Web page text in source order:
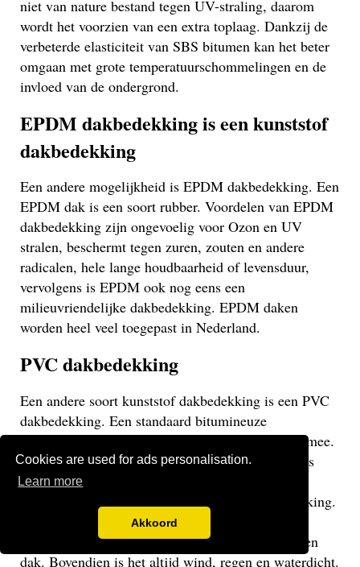
Cookies are used for ads personalisation.
Learn more
Akkoord
niet van nature bestand tegen UV-straling, daarom
wordt het voorzien van een extra toplaag. Dankzij de
verbeterde elasticiteit van SBS bitumen kan het beter
omgaan met grote temperatuurschommelingen en de
invloed van de ondergrond.
EPDM dakbedekking is een kunststof
dakbedekking
Een andere mogelijkheid is EPDM dakbedekking. Een
EPDM dak is een soort rubber. Voordelen van EPDM
dakbedekking zijn ongevoelig voor Ozon en UV
stralen, beschermt tegen zuren, zouten en andere
radicalen, hele lange houdbaarheid of levensduur,
vervolgens is EPDM ook nog eens een
milieuvriendelijke dakbedekking. EPDM daken
worden heel veel toegepast in Nederland.
PVC dakbedekking
Een andere soort kunststof dakbedekking is een PVC
dakbedekking. Een standaard bitumineuze
dakbedekking gaat veelal niet langer dan 15 jaar mee.
Een EPDM of PVC dak gaat veel langer mee en is
daarom een stuk duurzamer. Een PVC dak heeft
dezelfde eigenschappen als een EPDM dakbedekking.
Het gaat weliswaar iets minder lang mee dan een
EPDM dak, maar uiteraard langer dan een bitumen
dak. Bovendien is het altijd wind, regen en waterdicht.